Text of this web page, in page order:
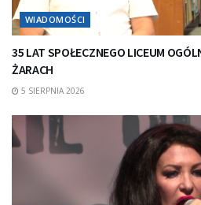
WIADOMOŚCI
35 LAT SPOŁECZNEGO LICEUM
ŻARACH
5 SIERPNIA 2026